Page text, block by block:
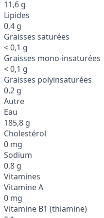
11,6 g
Lipides
0,4 g
Graisses saturées
< 0,1 g
Graisses mono-insaturées
< 0,1 g
Graisses polyinsaturées
0,2 g
Autre
Eau
185,8 g
Cholestérol
0 mg
Sodium
0,8 g
Vitamines
Vitamine A
0 mg
Vitamine B1 (thiamine)